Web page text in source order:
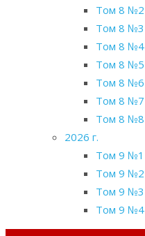
Том 8 №2
Том 8 №3
Том 8 №4
Том 8 №5
Том 8 №6
Том 8 №7
Том 8 №8
2026 г.
Том 9 №1
Том 9 №2
Том 9 №3
Том 9 №4